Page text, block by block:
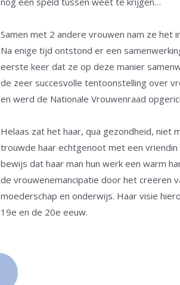
Samen met 2 andere vrouwen nam ze het
Na enige tijd ontstond er een
eerste keer dat ze op deze manier
de zeer succesvolle tentoonstelling over
en werd de Nationale Vrouwenraad
Helaas zat het haar, qua gezondheid, niet
trouwde haar echtgenoot met een
bewijs dat haar man hun werk een warm
de vrouwenemancipatie door het creëren
moederschap en onderwijs. Haar visie
19e en de 20e eeuw.